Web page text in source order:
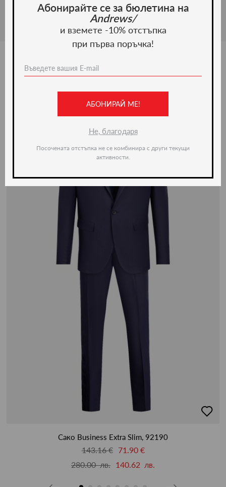
в
Сако Business Extra Slim, 92190
143.16 €
71.90 €
280.00 лв. 140.62 лв.
Абонирайте се за бюлетина на
Andrews/
и вземете -10% отстъпка
при първа поръчка!
АБОНИРАЙ МЕ!
Не, благодаря
Посочената отстъпка не се комбинира с други текущи
активности.